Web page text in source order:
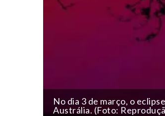
No dia 3 de março, o
Austrália. (Foto: